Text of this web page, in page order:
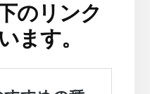
のリンク
ます。